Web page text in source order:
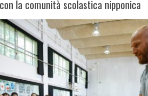
la comunità scolastica nipponica